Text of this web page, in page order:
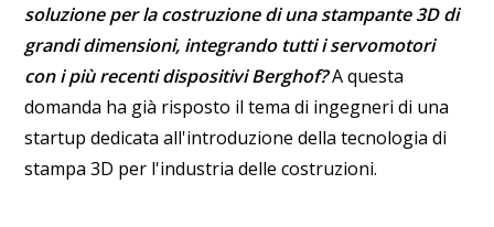
soluzione per la costruzione di una stampante 3D di
grandi dimensioni, integrando tutti i servomotori
con i più recenti dispositivi Berghof?A questa
domanda ha già risposto il tema di ingegneri di una
startup dedicata all'introduzione della tecnologia di
stampa 3D per l'industria delle costruzioni.